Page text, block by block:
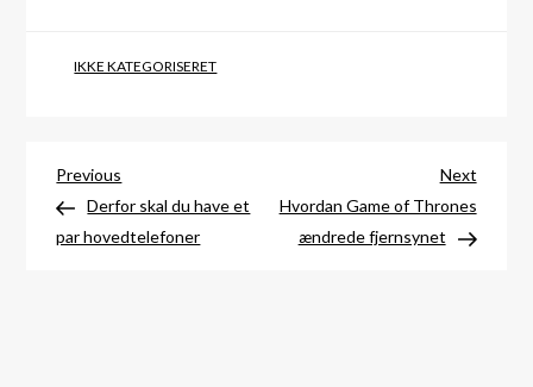
IKKE KATEGORISERET
Indlægsnavigation
Previous
Post
Previous
Derfor skal du have et
par hovedtelefoner
Next
Post
Next
Hvordan Game of Thrones
ændrede fjernsynet